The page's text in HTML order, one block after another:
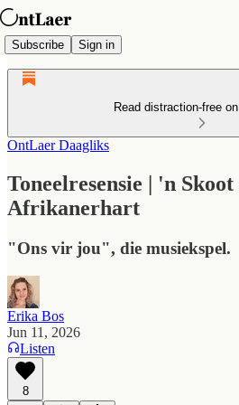
Subscribe Sign in
Read distraction-free
OntLaer Daagliks
Toneelresensie | 'n
Afrikanerhart
"Ons vir jou", die musiekspel.
Erika Bos
Jun 11, 2026
Listen
8